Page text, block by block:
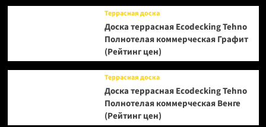
Террасная доска
Доска террасная Ecodecking Tehno
Полнотелая коммерческая Графит
(Рейтинг цен)
Террасная доска
Доска террасная Ecodecking Tehno
Полнотелая коммерческая Венге
(Рейтинг цен)